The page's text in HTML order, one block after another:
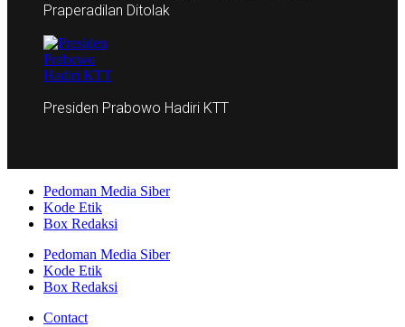
Praperadilan Ditolak
Presiden Prabowo Hadiri KTT
Pedoman Media Siber
Kode Etik
Box Redaksi
Pedoman Media Siber
Kode Etik
Box Redaksi
Contact